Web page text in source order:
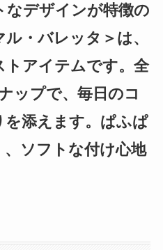
なデザインが特徴の
・バレッタ＞は、
トアイテムです。全
ップで、毎日のコ
を添えます。ぱふぱ
ソフトな付け心地